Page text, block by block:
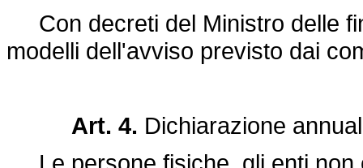
Con decreti del Ministro delle
modelli dell'avviso previsto dai
Art. 4. Dichiarazione